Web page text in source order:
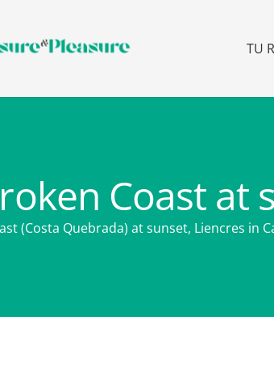
TU
Coast at
(Costa Quebrada) at sunset, Liencres in